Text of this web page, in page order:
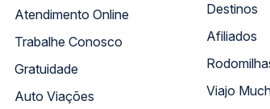
Atendimento Online
Trabalhe Conosco
Gratuidade
Auto Viações
Destinos
Afiliados
Viajo